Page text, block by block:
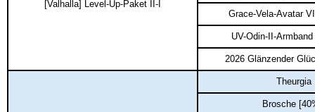
[Valhalla] Level-Up-Paket II-I
Grace-Vela-Avatar
UV-Odin-II-
2026 Glänzender
Theurgia
Brosche